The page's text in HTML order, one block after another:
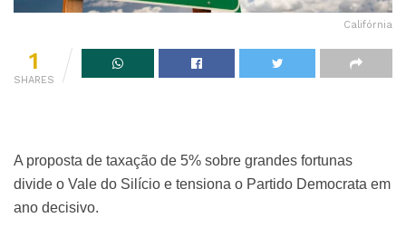
Califórnia
1
SHARES
A proposta de taxação de 5% sobre grandes fortunas
divide o Vale do Silício e tensiona o Partido Democrata em
ano decisivo.